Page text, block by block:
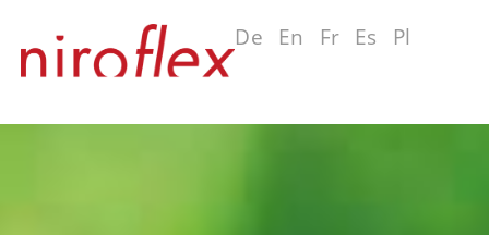
De En Fr Es Pl